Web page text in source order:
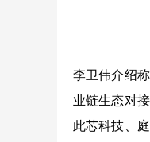
李卫伟介绍
业链生态对
此芯科技、